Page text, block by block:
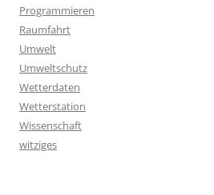
Programmieren
Raumfahrt
Umwelt
Umweltschutz
Wetterdaten
Wetterstation
Wissenschaft
witziges